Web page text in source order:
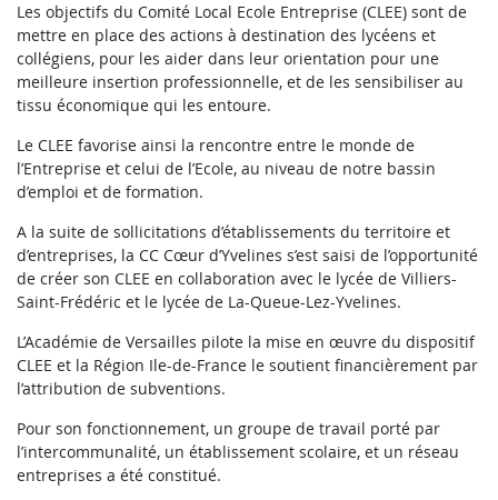
Les objectifs du Comité Local Ecole Entreprise (CLEE) sont de
mettre en place des actions à destination des lycéens et
collégiens, pour les aider dans leur orientation pour une
meilleure insertion professionnelle, et de les sensibiliser au
tissu économique qui les entoure.
Le CLEE favorise ainsi la rencontre entre le monde de
l’Entreprise et celui de l’Ecole, au niveau de notre bassin
d’emploi et de formation.
A la suite de sollicitations d’établissements du territoire et
d’entreprises, la CC Cœur d’Yvelines s’est saisi de l’opportunité
de créer son CLEE en collaboration avec le lycée de Villiers-
Saint-Frédéric et le lycée de La-Queue-Lez-Yvelines.
L’Académie de Versailles pilote la mise en œuvre du dispositif
CLEE et la Région Ile-de-France le soutient financièrement par
l’attribution de subventions.
Pour son fonctionnement, un groupe de travail porté par
l’intercommunalité, un établissement scolaire, et un réseau
entreprises a été constitué.